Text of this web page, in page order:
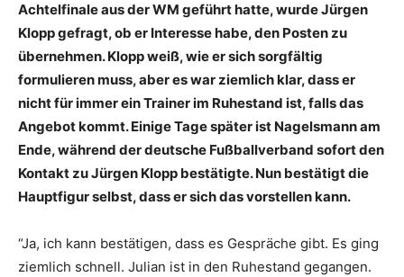
Achtelfinale aus der WM geführt hatte, wurde Jürgen
Klopp gefragt, ob er Interesse habe, den Posten zu
übernehmen. Klopp weiß, wie er sich sorgfältig
formulieren muss, aber es war ziemlich klar, dass er
nicht für immer ein Trainer im Ruhestand ist, falls das
Angebot kommt. Einige Tage später ist Nagelsmann am
Ende, während der deutsche Fußballverband sofort den
Kontakt zu Jürgen Klopp bestätigte. Nun bestätigt die
Hauptfigur selbst, dass er sich das vorstellen kann.
“Ja, ich kann bestätigen, dass es Gespräche gibt. Es ging
ziemlich schnell. Julian ist in den Ruhestand gegangen.